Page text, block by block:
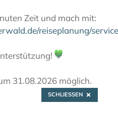
Zeit und mach mit:
reiseplanung/
💚
31.08.2026 möglich.
SCHLIESSEN